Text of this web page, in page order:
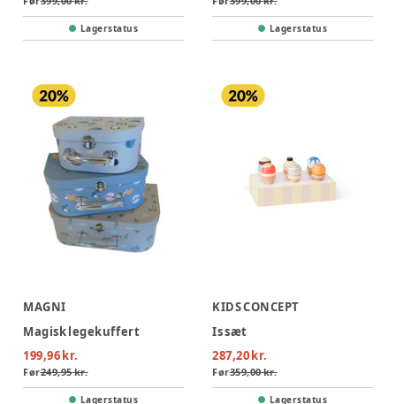
Lagerstatus Lagerstatus
MAGNI
Magisk legekuffert
199,96 kr.
Før249,95 kr.
Lagerstatus
KIDS CONCEPT
Is sæt
287,20 kr.
Før359,00 kr.
Lagerstatus